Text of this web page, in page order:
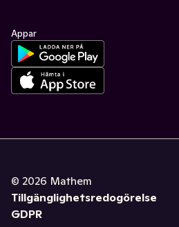
Appar
© 2026 Mathem
Tillgänglighetsredogörelse
GDPR